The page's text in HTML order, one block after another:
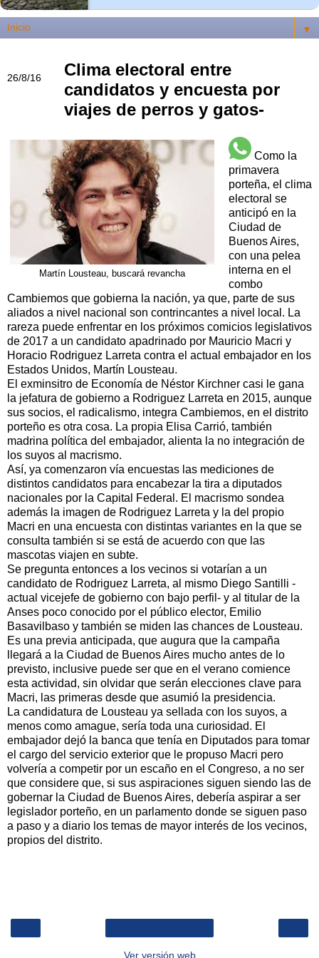
▼
26/8/16
Clima electoral entre
candidatos y encuesta por
viajes de perros y gatos-
Martín Lousteau, buscará revancha
Como la
primavera
porteña, el clima
electoral se
anticipó en la
Ciudad de
Buenos Aires,
con una pelea
interna en el
combo
Cambiemos que gobierna la nación, ya que, parte de sus
aliados a nivel nacional son contrincantes a nivel local. La
rareza puede enfrentar en los próximos comicios legislativos
de 2017 a un candidato apadrinado por Mauricio Macri y
Horacio Rodriguez Larreta contra el actual embajador en los
Estados Unidos, Martín Lousteau.
El exminsitro de Economía de Néstor Kirchner casi le gana
la jefatura de gobierno a Rodriguez Larreta en 2015, aunque
sus socios, el radicalismo, integra Cambiemos, en el distrito
porteño es otra cosa. La propia Elisa Carrió, también
madrina política del embajador, alienta la no integración de
los suyos al macrismo.
Así, ya comenzaron vía encuestas las mediciones de
distintos candidatos para encabezar la tira a diputados
nacionales por la Capital Federal. El macrismo sondea
además la imagen de Rodriguez Larreta y la del propio
Macri en una encuesta con distintas variantes en la que se
consulta también si se está de acuerdo con que las
mascotas viajen en subte.
Se pregunta entonces a los vecinos si votarían a un
candidato de Rodriguez Larreta, al mismo Diego Santilli -
actual vicejefe de gobierno con bajo perfil- y al titular de la
Anses poco conocido por el público elector, Emilio
Basavilbaso y también se miden las chances de Lousteau.
Es una previa anticipada, que augura que la campaña
llegará a la Ciudad de Buenos Aires mucho antes de lo
previsto, inclusive puede ser que en el verano comience
esta actividad, sin olvidar que serán elecciones clave para
Macri, las primeras desde que asumió la presidencia.
La candidatura de Lousteau ya sellada con los suyos, a
menos como amague, sería toda una curiosidad. El
embajador dejó la banca que tenía en Diputados para tomar
el cargo del servicio exterior que le propuso Macri pero
volvería a competir por un escaño en el Congreso, a no ser
que considere que, si sus aspiraciones siguen siendo las de
gobernar la Ciudad de Buenos Aires, debería aspirar a ser
legislador porteño, en un parlamento donde se siguen paso
a paso y a diario los temas de mayor interés de los vecinos,
propios del distrito.
Ver versión web